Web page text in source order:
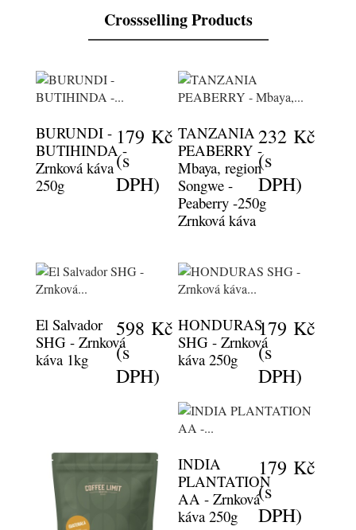
Crossselling Products
BURUNDI -
BUTIHINDA -
Zrnková káva
250g
179 Kč
(s
DPH)
TANZANIA
PEABERRY -
Mbaya, region
Songwe -
Peaberry -250g
Zrnková káva
232 Kč
(s
DPH)
El Salvador
SHG - Zrnková
káva 1kg
598 Kč
(s
DPH)
HONDURAS
SHG - Zrnková
káva 250g
179 Kč
(s
DPH)
INDIA
PLANTATION
AA - Zrnková
káva 250g
179 Kč
(s
DPH)